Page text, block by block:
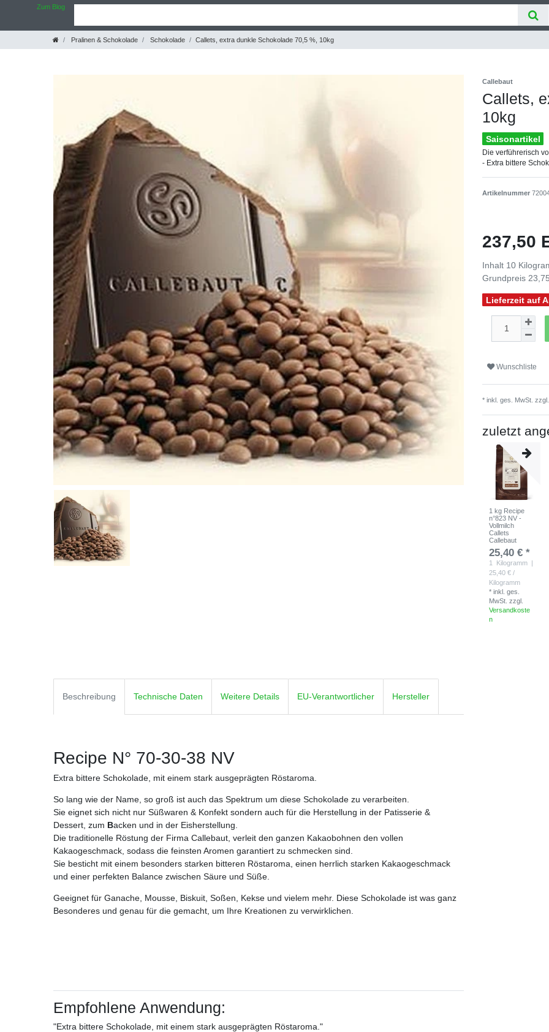
Zum Blog
Pralinen & Schokolade Schokolade Callets, extra dunkle Schokolade 70,5 %, 10kg
Callebaut
Callets,
10kg
Saisonartikel
Die verführerisch
- Extra bittere
Artikelnummer
237,50
Inhalt 10
Grundpreis
Lieferzeit auf
Wunschliste
* inkl. ges. MwSt. zzgl.
zuletzt
1 kg Recipe
n°823 NV -
Vollmilch
Callets
Callebaut
25,40 € *
1 Kilogramm |
25,40 € /
Kilogramm
*inkl. ges.
MwSt. zzgl.
Versandkoste
n
Beschreibung Technische Daten Weitere Details EU-Verantwortlicher Hersteller
Recipe N° 70-30-38 NV
Extra bittere Schokolade, mit einem stark ausgeprägten Röstaroma.
So lang wie der Name, so groß ist auch das Spektrum um diese Schokolade zu verarbeiten.
Sie eignet sich nicht nur Süßwaren & Konfekt sondern auch für die Herstellung in der Patisserie &
Dessert, zum Backen und in der Eisherstellung.
Die traditionelle Röstung der Firma Callebaut, verleit den ganzen Kakaobohnen den vollen
Kakaogeschmack, sodass die feinsten Aromen garantiert zu schmecken sind.
Sie besticht mit einem besonders starken bitteren Röstaroma, einen herrlich starken Kakaogeschmack
und einer perfekten Balance zwischen Säure und Süße.
Geeignet für Ganache, Mousse, Biskuit, Soßen, Kekse und vielem mehr. Diese Schokolade ist was ganz
Besonderes und genau für die gemacht, um Ihre Kreationen zu verwirklichen.
Empfohlene Anwendung:
"Extra bittere Schokolade, mit einem stark ausgeprägten Röstaroma."